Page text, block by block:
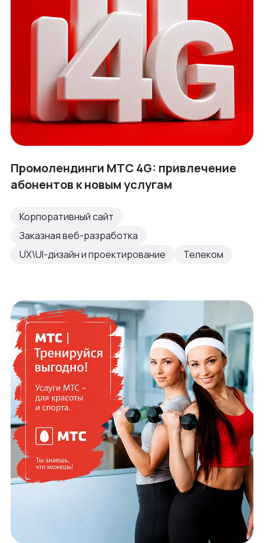
Промолендинги МТС 4G: привлечение
абонентов к новым услугам
Корпоративный сайт
Заказная веб-разработка
UX\UI-дизайн и проектирование
Телеком